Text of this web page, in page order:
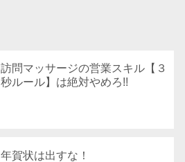
訪問マッサージの営業スキル【３
秒ルール】は絶対やめろ!!
年賀状は出すな！